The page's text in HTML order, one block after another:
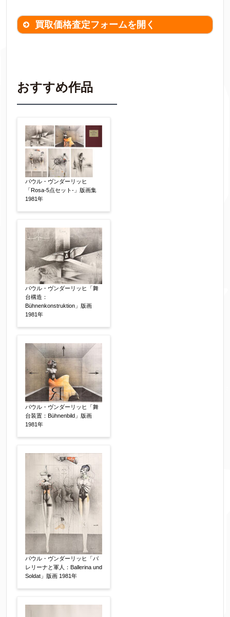
買取価格査定フォームを開く
※不明な項目は空欄で結構です。
▼
作品の作家名 【任意】
作品の画題 【任意】
日本画
油彩画
素描
立体
その他
絵の画面サイズ 【任意】
額装
軸装
その他
サイン等の有無 【任意】
サイン有(自筆)
鑑定証書付
限定番号 【任意】
制作年 【任意】
売却希望時期 【任意】
おすすめ作品
パウル・ヴンダーリッヒ
「Rosa-5点セット-」版画集
1981年
パウル・ヴンダーリッヒ「舞
台構造：
Bühnenkonstruktion」版画
1981年
パウル・ヴンダーリッヒ「舞
台装置：Bühnenbild」版画
1981年
パウル・ヴンダーリッヒ「バ
レリーナと軍人：Ballerina und
Soldat」版画 1981年